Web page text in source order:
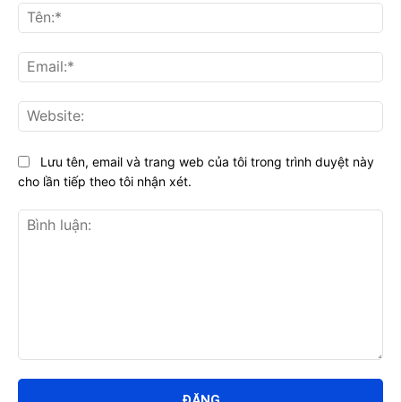
luận:
Lưu tên, email và trang web của tôi trong trình duyệt này
cho lần tiếp theo tôi nhận xét.